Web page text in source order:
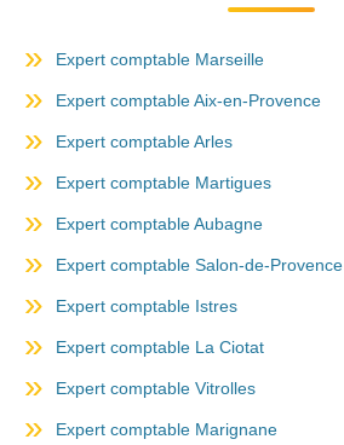
Expert comptable Marseille
Expert comptable Aix-en-Provence
Expert comptable Arles
Expert comptable Martigues
Expert comptable Aubagne
Expert comptable Salon-de-Provence
Expert comptable Istres
Expert comptable La Ciotat
Expert comptable Vitrolles
Expert comptable Marignane